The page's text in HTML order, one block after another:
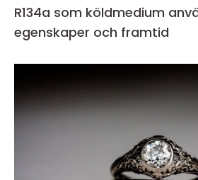
R134a som köldmedium användning,
egenskaper och framtid